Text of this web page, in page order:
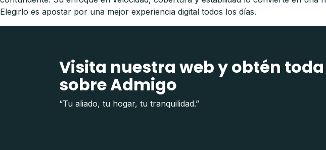
Elegirlo es apostar por una mejor experiencia digital todos los días.
Visita nuestra web y obtén
sobre Admigo
“Tu aliado, tu hogar, tu tranquilidad.”